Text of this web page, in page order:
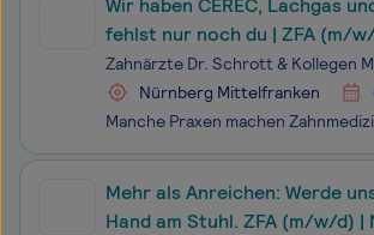
Wir haben CEREC, Lachgas
fehlst nur noch du | ZFA (m/
Nürnberg
Zahnärzte Dr. Schrott & Kollegen
Nürnberg Mittelfranken
Mehr als Anreichen: Werde
Hand am Stuhl. ZFA (m/w/d) |